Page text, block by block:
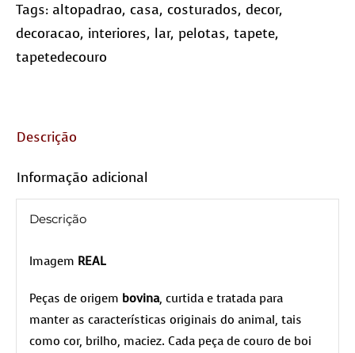
Tags: altopadrao, casa, costurados, decor,
decoracao, interiores, lar, pelotas, tapete,
tapetedecouro
Descrição
Informação adicional
Descrição
Imagem REAL
Peças de origem bovina, curtida e tratada para
manter as características originais do animal, tais
como cor, brilho, maciez. Cada peça de couro de boi